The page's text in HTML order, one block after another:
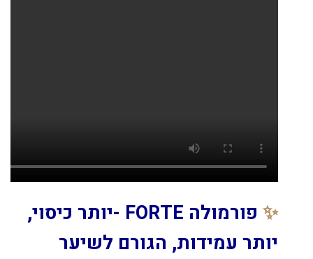
✨
פורמולה FORTE -יותר כיסוי,
יותר עמידות, הגורם לשיער